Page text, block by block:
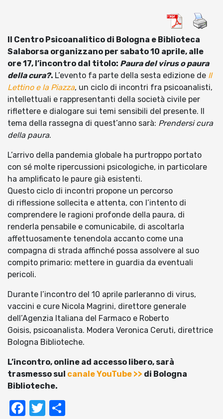
Il Centro Psicoanalitico di Bologna e Biblioteca
Salaborsa organizzano per sabato 10 aprile, alle
ore 17, l’incontro dal titolo: Paura del virus o paura
della cura?. L’evento fa parte della sesta edizione de Il
Lettino e la Piazza, un ciclo di incontri fra psicoanalisti,
intellettuali e rappresentanti della società civile per
riflettere e dialogare sui temi sensibili del presente. Il
tema della rassegna di quest’anno sarà: Prendersi cura
della paura.
L’arrivo della pandemia globale ha purtroppo portato
con sé molte ripercussioni psicologiche, in particolare
ha amplificato le paure già esistenti.
Questo ciclo di incontri propone un percorso
di riflessione sollecita e attenta, con l’intento di
comprendere le ragioni profonde della paura, di
renderla pensabile e comunicabile, di ascoltarla
affettuosamente tenendola accanto come una
compagna di strada affinché possa assolvere al suo
compito primario: mettere in guardia da eventuali
pericoli.
Durante l’incontro del 10 aprile parleranno di virus,
vaccini e cure Nicola Magrini, direttore generale
dell’Agenzia Italiana del Farmaco e Roberto
Goisis, psicoanalista. Modera Veronica Ceruti, direttrice
Bologna Biblioteche.
L’incontro, online ad accesso libero, sarà
trasmesso sul canale YouTube >> di Bologna
Biblioteche.
Facebook
Twitter